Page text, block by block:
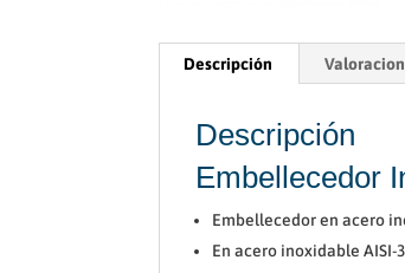
Descripción
Descripción
Embellecedor
Embellecedor en acero
En acero inoxidable AISI-